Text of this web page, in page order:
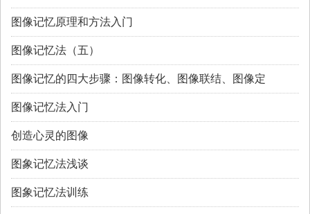
图像记忆原理和方法入门
图像记忆法（五）
图像记忆的四大步骤：图像转化、图像联结、图像定
图像记忆法入门
创造心灵的图像
图象记忆法浅谈
图象记忆法训练